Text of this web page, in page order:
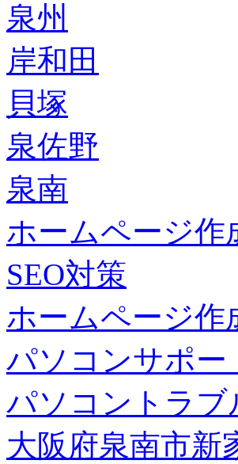
泉州
岸和田
貝塚
泉佐野
泉南
ホームページ作
SEO対策
ホームページ作
パソコンサポー
パソコントラブ
大阪府泉南市新